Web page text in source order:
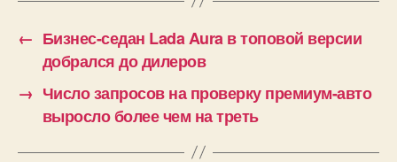
← Бизнес-седан Lada Aura в топовой версии
добрался до дилеров
→ Число запросов на проверку премиум-авто
выросло более чем на треть